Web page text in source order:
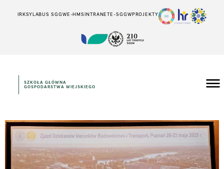
IRKSYLABUS SGGWE-HMSINTRANETE-SGGWPROJEKTY
SZKOŁA GŁÓWNA
GOSPODARSTWA WIEJSKIEGO